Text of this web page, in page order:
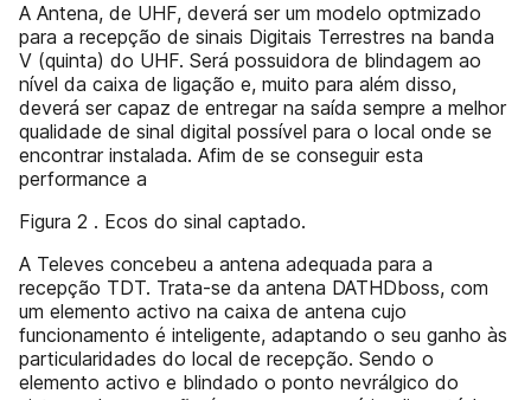
A Antena, de UHF, deverá ser um modelo optmizado
para a recepção de sinais Digitais Terrestres na banda
V (quinta) do UHF. Será possuidora de blindagem ao
nível da caixa de ligação e, muito para além disso,
deverá ser capaz de entregar na saída sempre a melhor
qualidade de sinal digital possível para o local onde se
encontrar instalada. Afim de se conseguir esta
performance a
Figura 2 . Ecos do sinal captado.
A Televes concebeu a antena adequada para a
recepção TDT. Trata-se da antena DATHDboss, com
um elemento activo na caixa de antena cujo
funcionamento é inteligente, adaptando o seu ganho às
particularidades do local de recepção. Sendo o
elemento activo e blindado o ponto nevrálgico do